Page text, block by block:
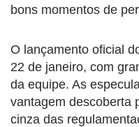
bons momentos de
O lançamento oficial
22 de janeiro, com
da equipe. As
vantagem descoberta
cinza das